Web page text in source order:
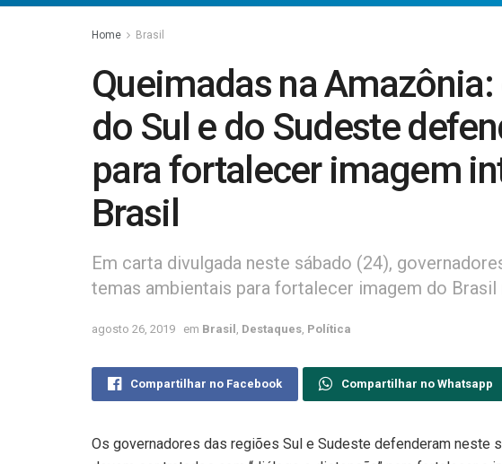
Home Brasil
Queimadas na
do Sul e do Sudeste
para fortalecer imagem
Brasil
Em carta divulgada neste sábado (24),
temas ambientais para fortalecer imagem do Brasil
agosto 26, 2019 em Brasil Destaques Política
Compartilhar no Facebook Compartilhar no Whatsapp
Os governadores das regiões Sul e Sudeste defenderam neste